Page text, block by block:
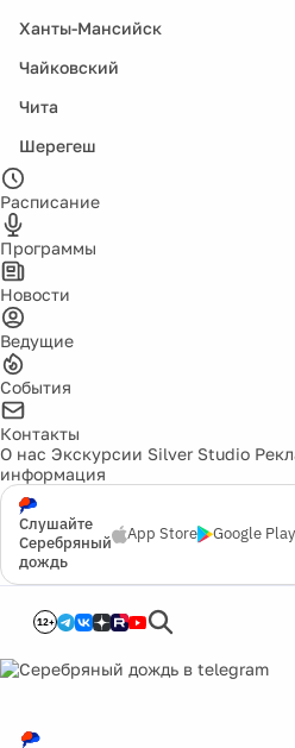
Ханты-Мансийск
Чайковский
Чита
Шерегеш
Расписание
Программы
Новости
Ведущие
События
Контакты
О нас Экскурсии Silver Studio
информация
Слушайте
Серебряный
дождь
App Store Google Play
12+